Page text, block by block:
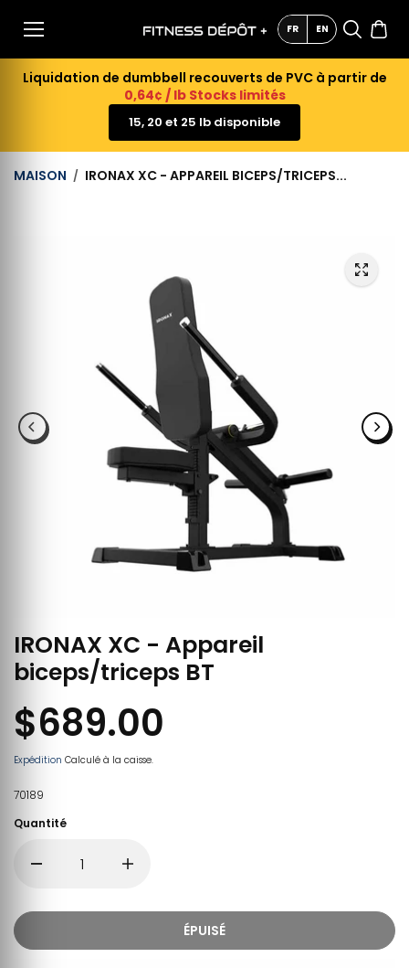
CONTE
NU FR EN
Liquidation de dumbbell recouverts de PVC à partir de
0,64¢ / lb Stocks limités
15, 20 et 25 lb disponible
MAISON IRONAX XC - APPAREIL BICEPS/TRICEPS...
IRONAX XC - Appareil
biceps/triceps BT
$689.00
Expédition Calculé à la caisse.
70189
Quantité
ÉPUISÉ